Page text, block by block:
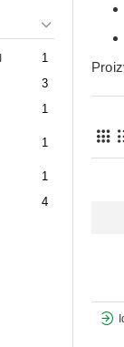
1
3
1
1
1
4